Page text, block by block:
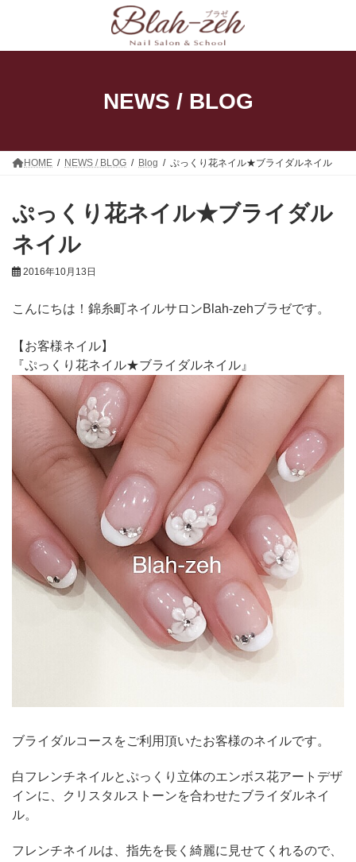
ン
ー
NEWS / BLOG
HOME NEWS / BLOG Blog ぷっくり花ネイル★ブライダルネイル
ぷっくり花ネイル★ブライダル
ネイル
2016年10月13日
こんにちは！錦糸町ネイルサロンBlah-zehブラゼです。
【お客様ネイル】
『ぷっくり花ネイル★ブライダルネイル』
ブライダルコースをご利用頂いたお客様のネイルです。
白フレンチネイルとぷっくり立体のエンボス花アートデザ
インに、
クリスタルストーンを合わせたブライダルネイ
ル。
フレンチネイルは、指先を長く綺麗に見せてくれるので、